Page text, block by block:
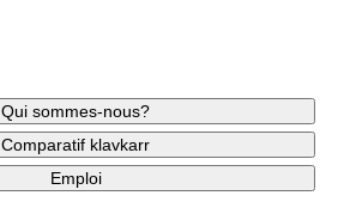
Qui sommes-nous?
Comparatif klavkarr
Emploi